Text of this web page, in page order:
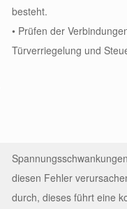
besteht.
• Prüfen der
Türverriegelung und
diesen Fehler
durch, dieses führt eine